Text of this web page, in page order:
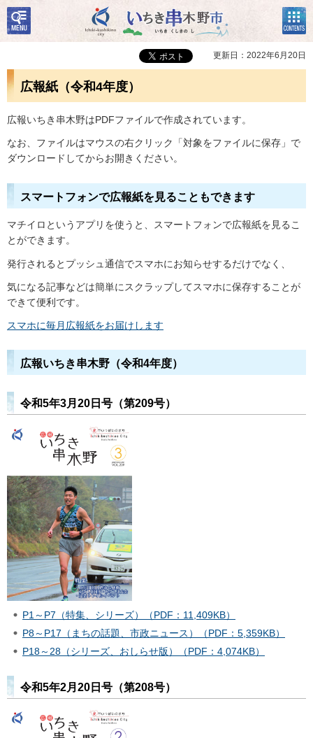
いちき串木野市
検
索・
共通
コン
テン
ツメ
ニュ
更新日：2022年6月20日
広報紙（令和4年度）
広報いちき串木野はPDFファイルで作成されています。
なお、ファイルはマウスの右クリック「対象をファイルに保存」で
ダウンロードしてからお開きください。
スマートフォンで広報紙を見ることもできます
マチイロというアプリを使うと、スマートフォンで広報紙を見るこ
とができます。
発行されるとプッシュ通信でスマホにお知らせするだけでなく、
気になる記事などは簡単にスクラップしてスマホに保存することが
できて便利です。
スマホに毎月広報紙をお届けします
広報いちき串木野（令和4年度）
令和5年3月20日号（第209号）
P1～P7（特集、シリーズ）（PDF：11,409KB）
P8～P17（まちの話題、市政ニュース）（PDF：5,359KB）
P18～28（シリーズ、おしらせ版）（PDF：4,074KB）
令和5年2月20日号（第208号）